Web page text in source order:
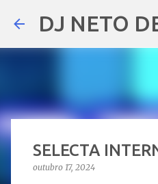
DJ NETO
SELECTA
outubro 17, 2024